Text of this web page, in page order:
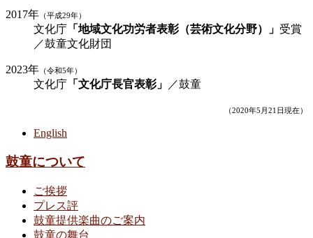
2017年 （平成29年）
文化庁 「地域文化功労者表彰（芸術文化分野）」 受賞
／鼓童文化財団
2023年 （令和5年）
文化庁 「文化庁長官表彰」 ／鼓童
（2020年5月21日現在）
English
鼓童について
ご挨拶
プレス評
鼓童提供楽曲のご案内
鼓童の舞台